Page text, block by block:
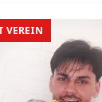
VEREIN